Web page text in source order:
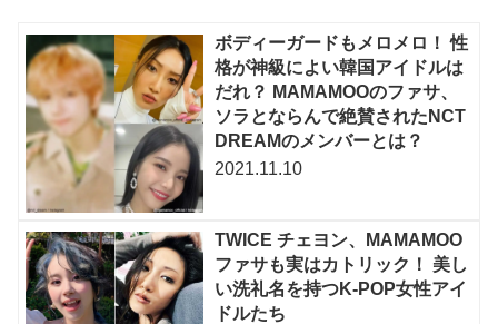
ボディーガードもメロメロ！ 性
格が神級によい韓国アイドルは
だれ？ MAMAMOOのファサ、
ソラとならんで絶賛されたNCT
DREAMのメンバーとは？
2021.11.10
TWICE チェヨン、MAMAMOO
ファサも実はカトリック！ 美し
い洗礼名を持つK-POP女性アイ
ドルたち